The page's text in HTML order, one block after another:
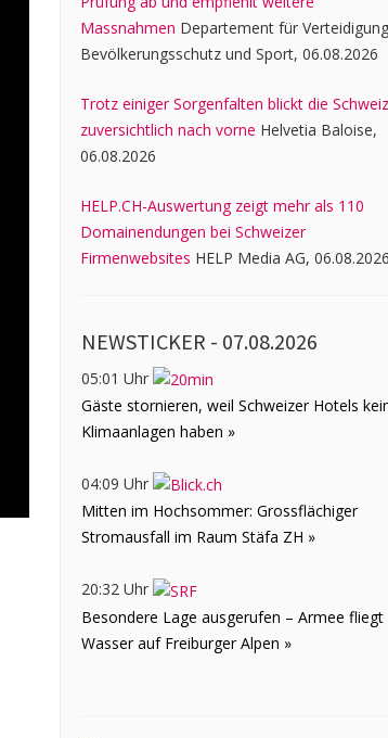
Massnahmen Departement für
Bevölkerungsschutz und Sport, 06.08.2026
Trotz einiger Sorgenfalten blickt die Schweiz
zuversichtlich nach vorne Helvetia Baloise,
06.08.2026
HELP.CH-Auswertung zeigt mehr als 110
Domainendungen bei Schweizer
Firmenwebsites HELP Media AG, 06.08.2026
NEWSTICKER - 07.08.2026
05:01 Uhr
Gäste stornieren, weil Schweizer Hotels
Klimaanlagen haben »
04:09 Uhr
Mitten im Hochsommer: Grossflächiger
Stromausfall im Raum Stäfa ZH »
20:32 Uhr
Besondere Lage ausgerufen – Armee fliegt
Wasser auf Freiburger Alpen »